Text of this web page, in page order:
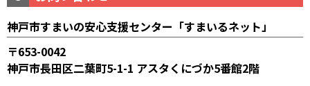
神戸市すまいの安心支援センター「すまいるネット」
〒653-0042
神戸市長田区二葉町5-1-1 アスタくにづか5番館2階